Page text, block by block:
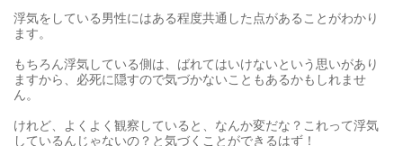
浮気をしている男性にはある程度共通した点があることがわかり
ます。
もちろん浮気している側は、ばれてはいけないという思いがあり
ますから、必死に隠すので気づかないこともあるかもしれませ
ん。
けれど、よくよく観察していると、なんか変だな？これって浮気
しているんじゃないの？と気づくことができるはず！